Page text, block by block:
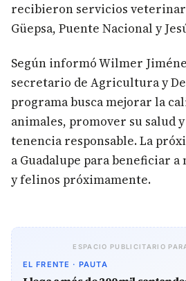
recibieron servicios
Güepsa, Puente Nacional y
Según informó Wilmer
secretario de Agricultura y
programa busca mejorar la
animales, promover su salud
tenencia responsable. La
a Guadalupe para beneficiar a
y felinos próximamente.
ESPACIO PUBLICITARIO
EL FRENTE · PAUTA